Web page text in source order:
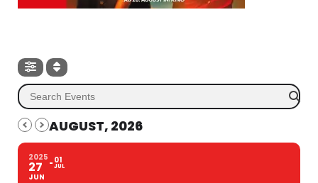
AUGUST, 2026
2025
27
JUN
01
JUL